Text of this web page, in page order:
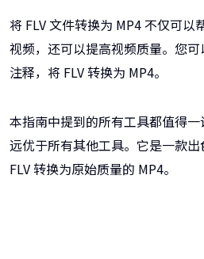
将 FLV 文件转换为 MP4 不仅可以
视频，还可以提高视频质量。您
注释，将 FLV 转换为 MP4。
本指南中提到的所有工具都值得一
远优于所有其他工具。它是一款
FLV 转换为原始质量的 MP4。